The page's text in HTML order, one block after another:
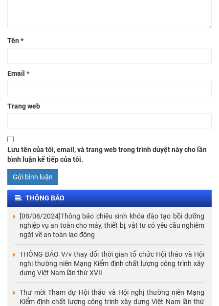
Tên *
Email *
Trang web
Lưu tên của tôi, email, và trang web trong trình duyệt này cho lần
bình luận kế tiếp của tôi.
THÔNG BÁO
[08/08/2024]Thông báo chiêu sinh khóa đào tạo bồi dưỡng
nghiệp vụ an toàn cho máy, thiết bị, vật tư có yêu cầu nghiêm
ngặt về an toàn lao động
THÔNG BÁO V/v thay đổi thời gian tổ chức Hội thảo và Hội
nghị thường niên Mạng Kiểm định chất lượng công trình xây
dựng Việt Nam lần thứ XVII
Thư mời Tham dự Hội thảo và Hội nghị thường niên Mạng
Kiểm định chất lượng công trình xây dựng Việt Nam lần thứ